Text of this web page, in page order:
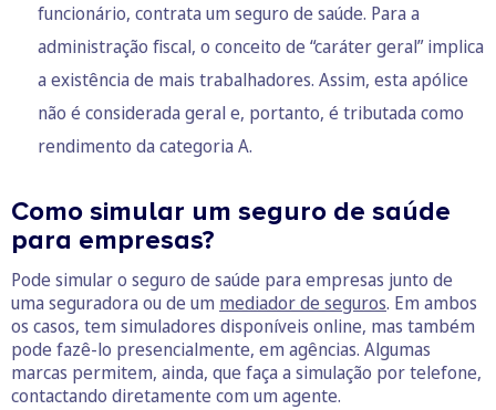
funcionário, contrata um seguro de saúde. Para a
administração fiscal, o conceito de “caráter geral” implica
a existência de mais trabalhadores. Assim, esta apólice
não é considerada geral e, portanto, é tributada como
rendimento da categoria A.
Como simular um seguro de saúde
para empresas?
Pode simular o seguro de saúde para empresas junto de
uma seguradora ou de um mediador de seguros. Em ambos
os casos, tem simuladores disponíveis online, mas também
pode fazê-lo presencialmente, em agências. Algumas
marcas permitem, ainda, que faça a simulação por telefone,
contactando diretamente com um agente.